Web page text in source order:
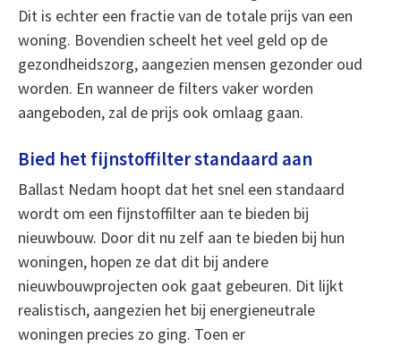
Dit is echter een fractie van de totale prijs van een
woning. Bovendien scheelt het veel geld op de
gezondheidszorg, aangezien mensen gezonder oud
worden. En wanneer de filters vaker worden
aangeboden, zal de prijs ook omlaag gaan.
Bied het fijnstoffilter standaard aan
Ballast Nedam hoopt dat het snel een standaard
wordt om een fijnstoffilter aan te bieden bij
nieuwbouw. Door dit nu zelf aan te bieden bij hun
woningen, hopen ze dat dit bij andere
nieuwbouwprojecten ook gaat gebeuren. Dit lijkt
realistisch, aangezien het bij energieneutrale
woningen precies zo ging. Toen er